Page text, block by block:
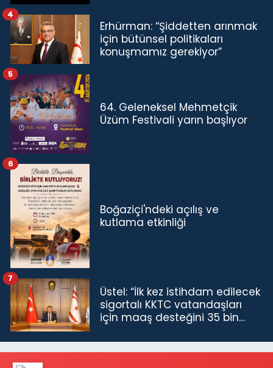
Erhürman: “Şiddetten arınmak
için bütünsel politikaları
konuşmamız gerekiyor”
4
64. Geleneksel Mehmetçik
Üzüm Festivali yarın başlıyor
5
Boğaziçi'ndeki açılış ve
kutlama etkinliği
6
Üstel: “İlk kez istihdam edilecek
sigortalı KKTC vatandaşları
için maaş desteğini 35 bin
7